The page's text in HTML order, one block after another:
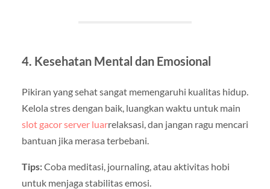
4. Kesehatan Mental dan Emosional
Pikiran yang sehat sangat memengaruhi kualitas hidup.
Kelola stres dengan baik, luangkan waktu untuk main
slot gacor server luarrelaksasi, dan jangan ragu mencari
bantuan jika merasa terbebani.
Tips:Coba meditasi, journaling, atau aktivitas hobi
untuk menjaga stabilitas emosi.